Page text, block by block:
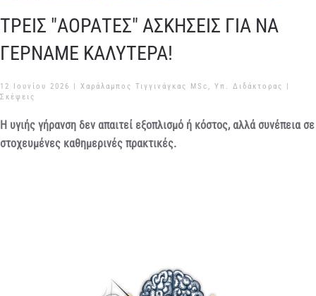
ΤΡΕΙΣ "ΑΟΡΑΤΕΣ" ΑΣΚΗΣΕΙΣ ΓΙΑ ΝΑ
ΓΕΡΝΑΜΕ ΚΑΛΥΤΕΡΑ!
12 Ιουνίου 2026
| Χαράλαμπος Τιγγινάγκας MSc, Υπ. Διδάκτορας |
Σκέψεις
Η υγιής γήρανση δεν απαιτεί εξοπλισμό ή κόστος, αλλά συνέπεια σε
στοχευμένες καθημερινές πρακτικές.